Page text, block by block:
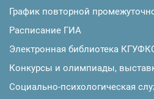
График повторной
Расписание ГИА
Электронная библиотека
Конкурсы и олимпиады,
Социально-психологическая